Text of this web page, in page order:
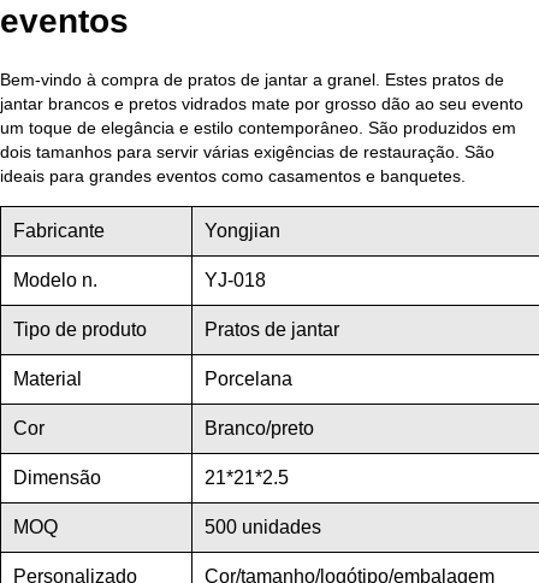
eventos
Bem-vindo à compra de pratos de jantar a granel. Estes pratos de
jantar brancos e pretos vidrados mate por grosso dão ao seu evento
um toque de elegância e estilo contemporâneo. São produzidos em
dois tamanhos para servir várias exigências de restauração. São
ideais para grandes eventos como casamentos e banquetes.
Fabricante Yongjian
Modelo n. YJ-018
Tipo de produto Pratos de jantar
Material Porcelana
Cor Branco/preto
Dimensão 21*21*2.5
MOQ 500 unidades
Personalizado Cor/tamanho/logótipo/embalagem